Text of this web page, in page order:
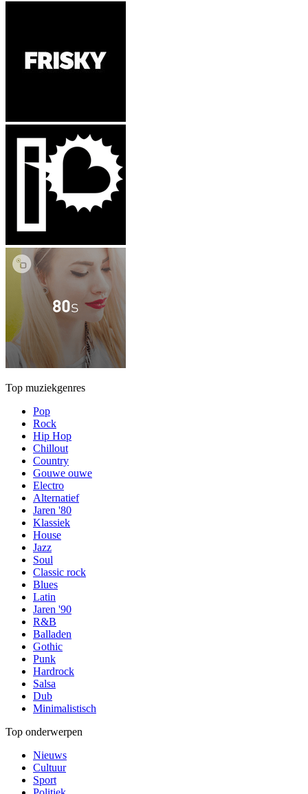
Top muziekgenres
Pop
Rock
Hip Hop
Chillout
Country
Gouwe ouwe
Electro
Alternatief
Jaren '80
Klassiek
House
Jazz
Soul
Classic rock
Blues
Latin
Jaren '90
R&B
Balladen
Gothic
Punk
Hardrock
Salsa
Dub
Minimalistisch
Top onderwerpen
Nieuws
Cultuur
Sport